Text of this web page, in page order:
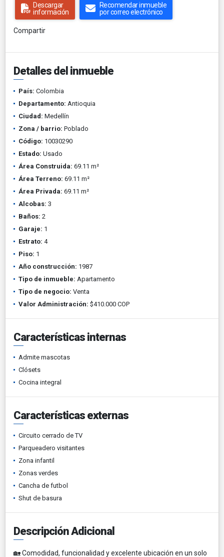
Descargar
información
Recomendar inmueble
por correo electrónico
Compartir
Detalles del inmueble
País: Colombia
Departamento: Antioquia
Ciudad: Medellín
Zona / barrio: Poblado
Código: 10030290
Estado: Usado
Área Construida: 69.11 m²
Área Terreno: 69.11 m²
Área Privada: 69.11 m²
Alcobas: 3
Baños: 2
Garaje: 1
Estrato: 4
Piso: 1
Año construcción: 1987
Tipo de inmueble: Apartamento
Tipo de negocio: Venta
Valor Administración: $410.000 COP
Características internas
Admite mascotas
Clósets
Cocina integral
Características externas
Circuito cerrado de TV
Parqueadero visitantes
Zona infantil
Zonas verdes
Cancha de futbol
Shut de basura
Descripción Adicional
🏡 Comodidad, funcionalidad y excelente ubicación en un solo